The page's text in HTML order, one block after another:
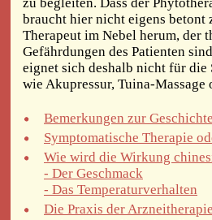
braucht hier nicht eigens betont
Therapeut im Nebel herum, der
Gefährdungen des Patienten
eignet sich deshalb nicht für die
wie Akupressur, Tuina-Massage
Bemerkungen zur
Symptomatische Therapie
Wie wird die Wirkung
- Der Geschmack
- Das Temperaturverhalten
Die Praxis der